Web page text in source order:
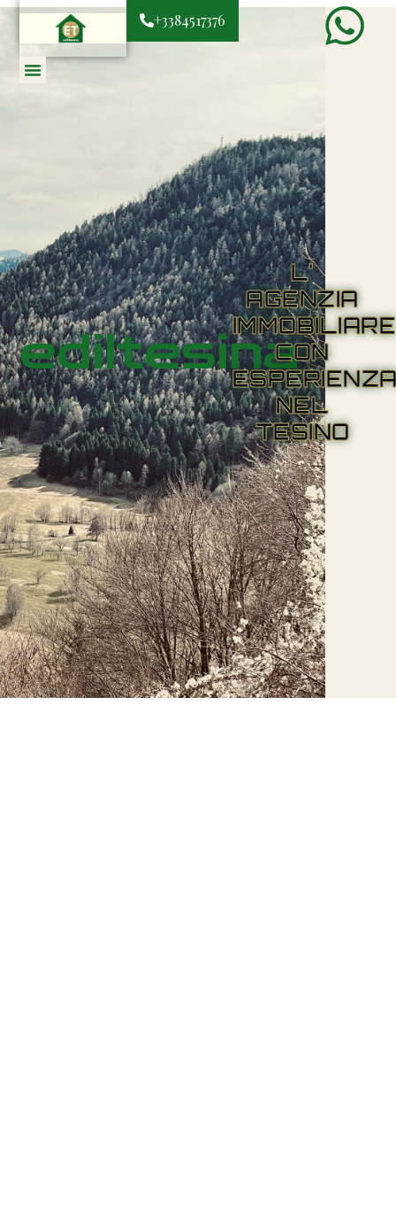
+3384517376
ediltesina
L'
AGENZIA
IMMOBILIARE
CON
NEL
TESINO